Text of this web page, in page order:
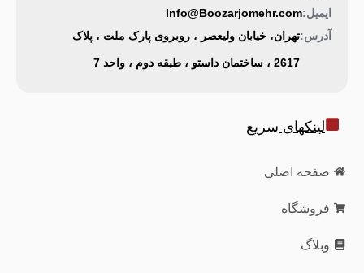
ایمیل:Info@Boozarjomehr.com
آدرس:تهران، خیابان ولیعصر ، روبروی پارک ملت ، پلاک
2617 ، ساختمان داستو ، طبقه دوم ، واحد 7
لینکهای سریع
صفحه اصلی
فروشگاه
وبلاگ